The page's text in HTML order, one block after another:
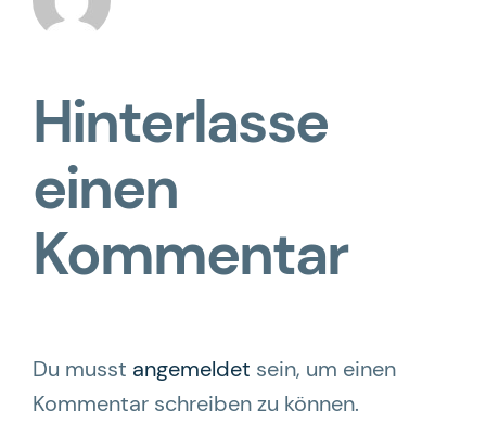
Hinterlasse
einen
Kommentar
Du musst angemeldet sein, um einen
Kommentar schreiben zu können.